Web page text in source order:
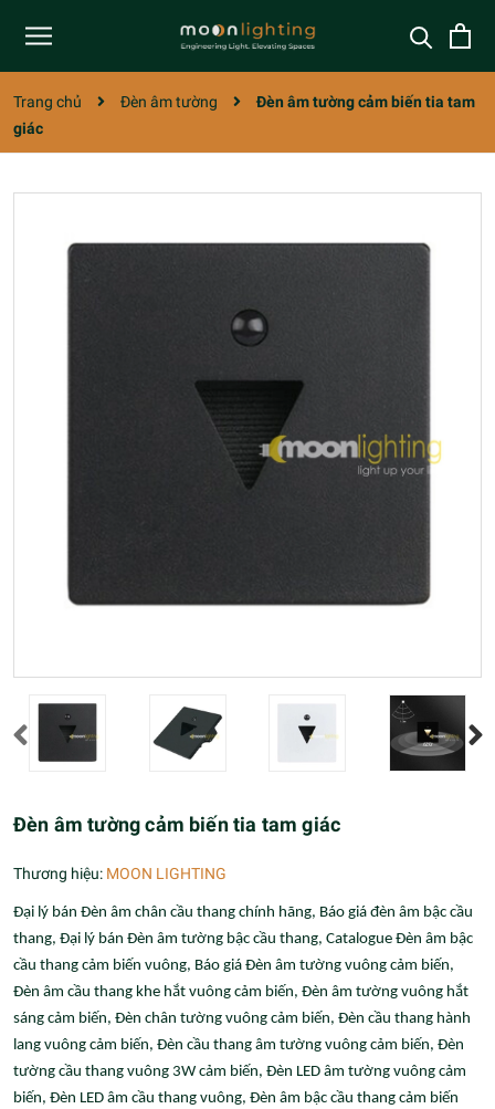
Trang chủ Đèn âm tường
Đèn âm tường cảm biến tia tam
giác
Đèn âm tường cảm biến tia tam giác
Thương hiệu: MOON LIGHTING
Đại lý bán Đèn âm chân cầu thang chính hãng, Báo giá đèn âm bậc cầu
thang, Đại lý bán Đèn âm tường bậc cầu thang, Catalogue Đèn âm bậc
cầu thang cảm biến vuông, Báo giá Đèn âm tường vuông cảm biến,
Đèn âm cầu thang khe hắt vuông cảm biến, Đèn âm tường vuông hắt
sáng cảm biến, Đèn chân tường vuông cảm biến, Đèn cầu thang hành
lang vuông cảm biến, Đèn cầu thang âm tường vuông cảm biến, Đèn
tường cầu thang vuông 3W cảm biến, Đèn LED âm tường vuông cảm
biến, Đèn LED âm cầu thang vuông, Đèn âm bậc cầu thang cảm biến